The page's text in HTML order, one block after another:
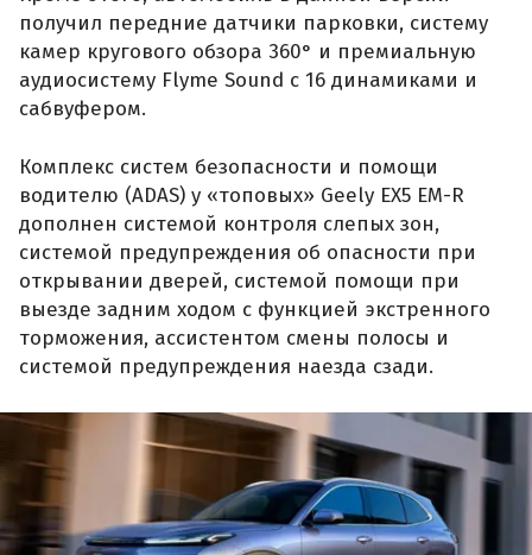
получил передние датчики парковки, систему
камер кругового обзора 360° и премиальную
аудиосистему Flyme Sound с 16 динамиками и
сабвуфером.
Комплекс систем безопасности и помощи
водителю (ADAS) у «топовых» Geely EX5 EM-R
дополнен системой контроля слепых зон,
системой предупреждения об опасности при
открывании дверей, системой помощи при
выезде задним ходом с функцией экстренного
торможения, ассистентом смены полосы и
системой предупреждения наезда сзади.